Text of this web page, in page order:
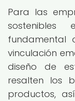
Para las
sostenibles
fundamental
vinculación
diseño de
resalten los
productos,